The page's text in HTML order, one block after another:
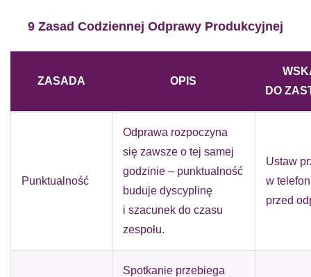
9 Zasad Codziennej Odprawy Produkcyjnej
ZASADA OPIS
DO
Punktualność
Odprawa rozpoczyna
się zawsze o tej samej
godzinie – punktualność
buduje dyscyplinę
i szacunek do czasu
zespołu.
Ustaw
w
przed
Spotkanie przebiega